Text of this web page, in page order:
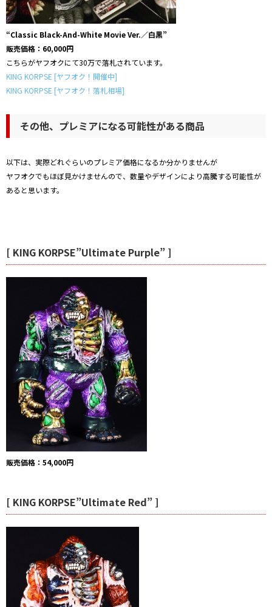
“Classic Black-And-White Movie Ver.／白黒”
販売価格：60,000円
こちらがヤフオクにて30万で落札されています。
KING KORPSE [ヤフオク！開催中]
KING KORPSE [ヤフオク！落札相場]
その他、プレミアになる可能性がある商品
以下は、実際どれぐらいのプレミア価格になるか分かりませんが
ヤフオクでもほぼ見かけませんので、数量やデザインにより高騰する可能性が
あると思います。
[ KING KORPSE”Ultimate Purple” ]
販売価格：54,000円
[ KING KORPSE”Ultimate Red” ]